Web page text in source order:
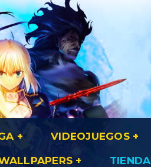
VIDEOJUEGOS
TIENDA